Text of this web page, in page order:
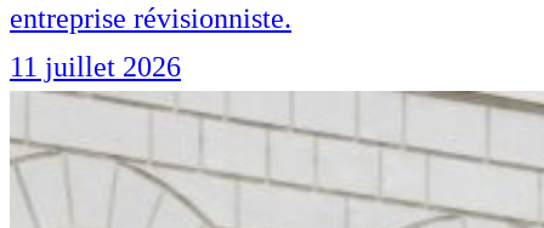
entreprise révisionniste.
11 juillet 2026